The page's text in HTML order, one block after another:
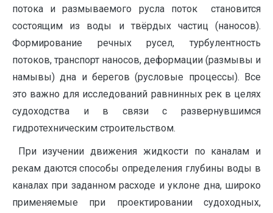
потока и размываемого русла поток становится
состоящим из воды и твёрдых частиц (наносов).
Формирование речных русел, турбулентность
потоков, транспорт наносов, деформации (размывы и
намывы) дна и берегов (русловые процессы). Все
это важно для исследований равнинных рек в целях
судоходства и в связи с развернувшимся
гидротехническим строительством.
При изучении движения жидкости по каналам и
рекам даются способы определения глубины воды в
каналах при заданном расходе и уклоне дна, широко
применяемые при проектировании судоходных,